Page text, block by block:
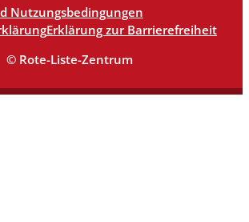
Nutzungsbedingungen
Erklärung zur Barrierefreiheit
© Rote-Liste-Zentrum